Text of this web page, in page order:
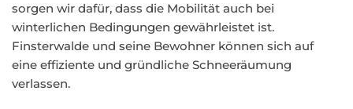
sorgen wir dafür, dass die Mobilität auch bei
winterlichen Bedingungen gewährleistet ist.
Finsterwalde und seine Bewohner können sich auf
eine effiziente und gründliche Schneeräumung
verlassen.